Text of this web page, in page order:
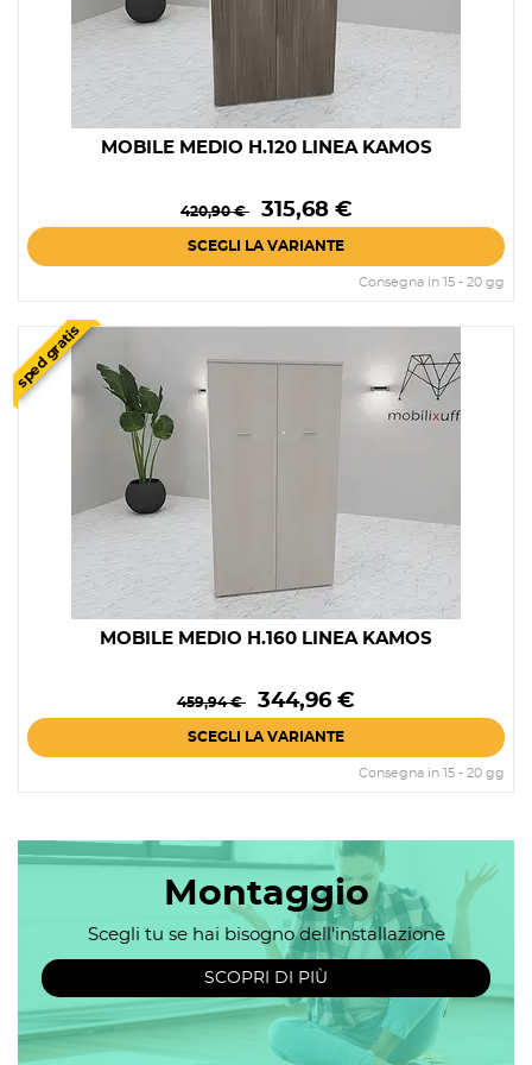
MOBILE MEDIO H.120 LINEA KAMOS
Prezzo
Prezzo
base
420,90 € 315,68 €
SCEGLI LA VARIANTE
Consegna in 15 - 20 gg
sped gratis
MOBILE MEDIO H.160 LINEA KAMOS
Prezzo
Prezzo
base
459,94 € 344,96 €
SCEGLI LA VARIANTE
Consegna in 15 - 20 gg
Montaggio
Scegli tu se hai bisogno dell'installazione
SCOPRI DI PIÙ